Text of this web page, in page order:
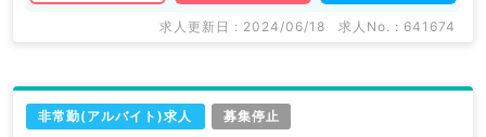
求人更新日 : 2024/06/18 求人No. : 641674
非常勤(アルバイト)求人 募集停止